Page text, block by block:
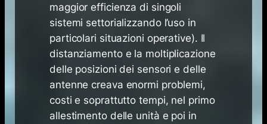
maggior efficienza di singoli
sistemi settorializzando l’uso in
particolari situazioni operative). Il
distanziamento e la moltiplicazione
delle posizioni dei sensori e delle
antenne creava enormi problemi,
costi e soprattutto tempi, nel primo
allestimento delle unità e poi in